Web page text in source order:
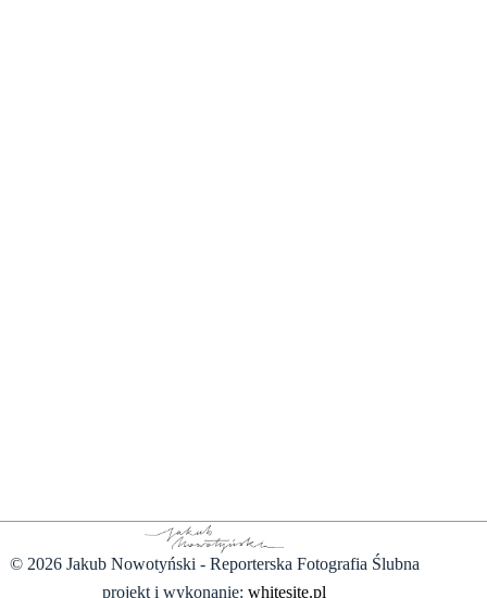
© 2026 Jakub Nowotyński - Reporterska Fotografia Ślubna
projekt i wykonanie:whitesite.pl